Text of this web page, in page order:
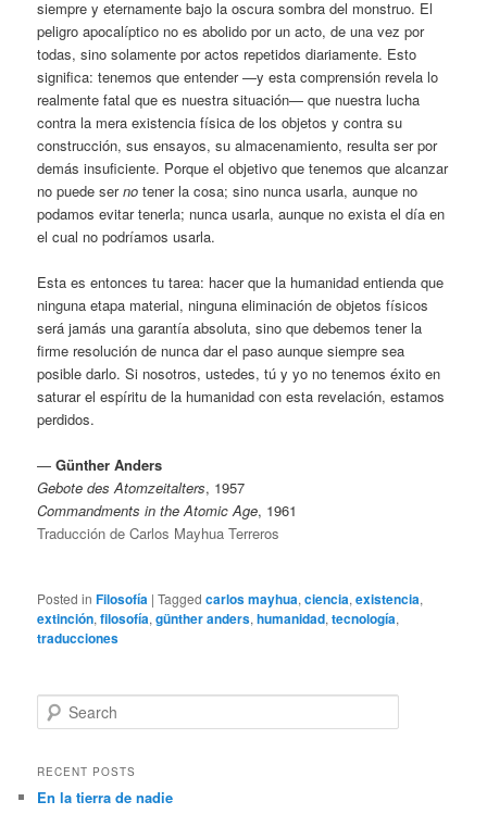
siempre y eternamente bajo la oscura sombra del monstruo. El
peligro apocalíptico no es abolido por un acto, de una vez por
todas, sino solamente por actos repetidos diariamente. Esto
significa: tenemos que entender —y esta comprensión revela lo
realmente fatal que es nuestra situación— que nuestra lucha
contra la mera existencia física de los objetos y contra su
construcción, sus ensayos, su almacenamiento, resulta ser por
demás insuficiente. Porque el objetivo que tenemos que alcanzar
no puede serno tener la cosa; sino nunca usarla, aunque no
podamos evitar tenerla; nunca usarla, aunque no exista el día en
el cual no podríamos usarla.
Esta es entonces tu tarea: hacer que la humanidad entienda que
ninguna etapa material, ninguna eliminación de objetos físicos
será jamás una garantía absoluta, sino que debemos tener la
firme resolución de nunca dar el paso aunque siempre sea
posible darlo. Si nosotros, ustedes, tú y yo no tenemos éxito en
saturar el espíritu de la humanidad con esta revelación, estamos
perdidos.
—Günther Anders
Gebote des Atomzeitalters, 1957
Commandments in the Atomic Age, 1961
Traducción de Carlos Mayhua Terreros
Posted in Filosofía |Tagged carlos mayhua,ciencia,existencia,
extinción,filosofía,günther anders,humanidad,tecnología,
traducciones
e
r
h
RECENT POSTS
En la tierra de nadie